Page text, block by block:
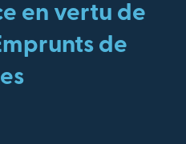
en vertu de
de